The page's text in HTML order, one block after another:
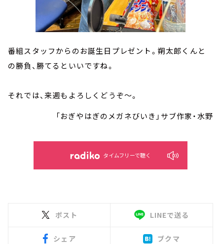
番組スタッフからのお誕生日プレゼント。朔太郎くんと
の勝負、勝てるといいですね。
それでは、来週もよろしくどうぞ～。
「おぎやはぎのメガネびいき」サブ作家・水野
タイムフリーで聴く
ポスト LINEで送る
シェア ブクマ